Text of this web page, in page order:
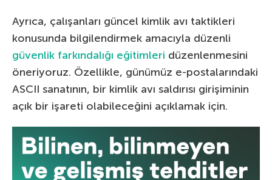
Ayrıca, çalışanları güncel kimlik avı taktikleri
konusunda bilgilendirmek amacıyla düzenli
güvenlik farkındalığı eğitimleri düzenlenmesini
öneriyoruz. Özellikle, günümüz e-postalarındaki
ASCII sanatının, bir kimlik avı saldırısı girişiminin
açık bir işareti olabileceğini açıklamak için.